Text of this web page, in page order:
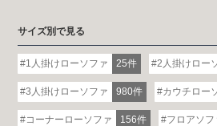
サイズ別で見る
1人掛けローソファ 25件 2人掛けロー
3人掛けローソファ 980件 カウチロー
コーナーローソファ 156件 フロアソフ